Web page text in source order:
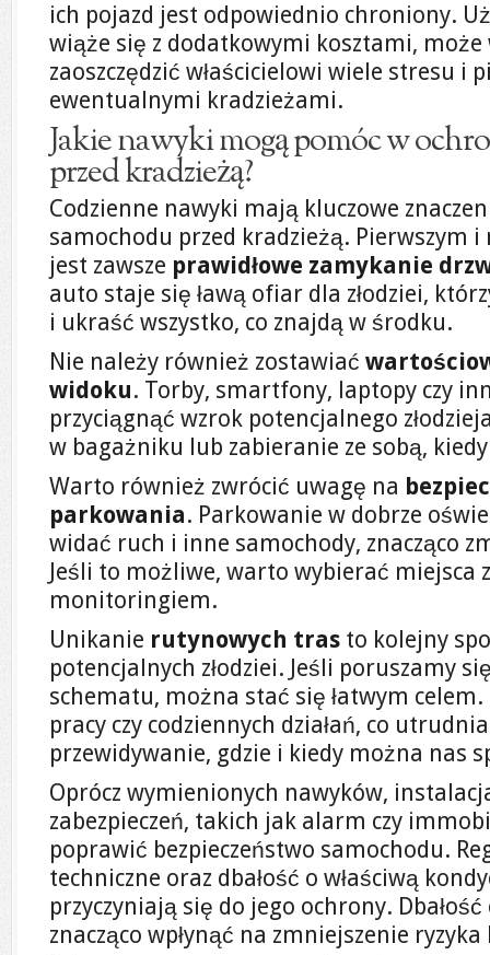
ich pojazd jest odpowiednio chroniony.
wiąże się z dodatkowymi kosztami, może
zaoszczędzić właścicielowi wiele stresu i
ewentualnymi kradzieżami.
Jakie nawyki mogą pomóc w
przed kradzieżą?
Codzienne nawyki mają kluczowe
samochodu przed kradzieżą. Pierwszym
jest zawsze prawidłowe zamykanie
auto staje się ławą ofiar dla złodziei,
i ukraść wszystko, co znajdą w środku.
Nie należy również zostawiać
widoku. Torby, smartfony, laptopy czy
przyciągnąć wzrok potencjalnego
w bagażniku lub zabieranie ze sobą,
Warto również zwrócić uwagę na
parkowania. Parkowanie w dobrze
widać ruch i inne samochody, znacząco
Jeśli to możliwe, warto wybierać miejsca
monitoringiem.
Unikanie rutynowych tras to kolejny
potencjalnych złodziei. Jeśli poruszamy
schematu, można stać się łatwym
pracy czy codziennych działań, co
przewidywanie, gdzie i kiedy można nas
Oprócz wymienionych nawyków,
zabezpieczeń, takich jak alarm czy
poprawić bezpieczeństwo samochodu.
techniczne oraz dbałość o właściwą
przyczyniają się do jego ochrony. Dbałość
znacząco wpłynąć na zmniejszenie